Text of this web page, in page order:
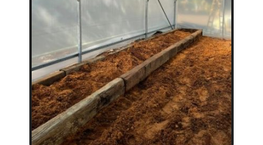
גדלו אדמה בריאה
האדמה היא דבר חי, אדמה בריאה היא מקום שוקק חיים.
כשהאדמה חיה בהרמוניה עם החיים בה, היא מהווה
בסיס נהדר לגידול צמחים יפהפיים ואוכל בריא.
הקמת חממה טיפולית לבתי